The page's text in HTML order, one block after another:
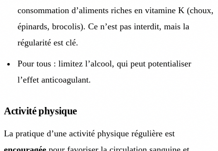
consommation d’aliments riches en vitamine K (choux,
épinards, brocolis). Ce n’est pas interdit, mais la
régularité est clé.
Pour tous : limitez l’alcool, qui peut potentialiser
l’effet anticoagulant.
Activité physique
La pratique d’une activité physique régulière est